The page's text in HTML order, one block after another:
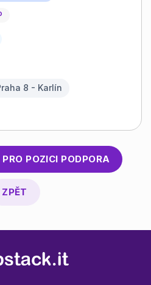
8 - Karlín
POZICI PODPORA
ZPĚT